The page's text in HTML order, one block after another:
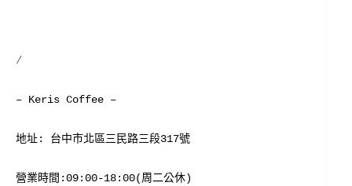
/
– Keris Coffee –
地址: 台中市北區三民路三段317號
營業時間:09:00-18:00(周二公休)